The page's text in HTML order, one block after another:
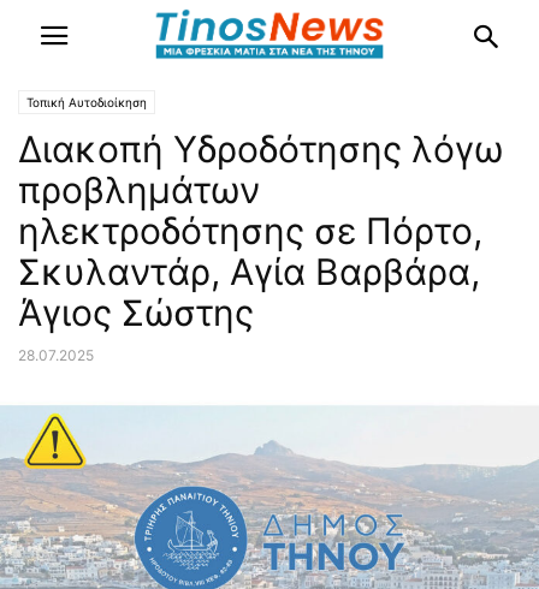
Τοπική Αυτοδιοίκηση
Διακοπή Υδροδότησης λόγω
προβλημάτων
ηλεκτροδότησης σε Πόρτο,
Σκυλαντάρ, Αγία Βαρβάρα,
Άγιος Σώστης
28.07.2025